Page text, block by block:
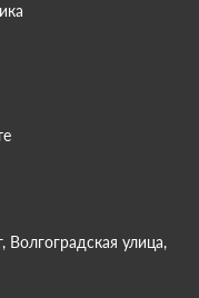
Волгоградская улица,